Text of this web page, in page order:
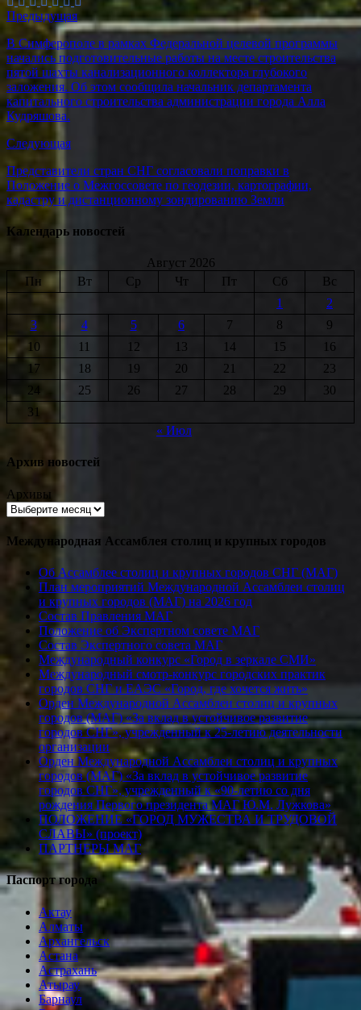
Предыдущая
В Симферополе в рамках Федеральной целевой программы
начались подготовительные работы на месте строительства
пятой шахты канализационного коллектора глубокого
заложения. Об этом сообщила начальник департамента
капитального строительства администрации города Алла
Кудряшова.
Следующая
Представители стран СНГ согласовали поправки в
Положение о Межгоссовете по геодезии, картографии,
кадастру и дистанционному зондированию Земли
Календарь новостей
Август 2026
Пн
Вт Ср Чт Пт Сб
Вс
1
2
3
4 5 6 7 8
9
10
11 12 13 14 15
16
17
18 19 20 21 22
23
24
25 26 27 28 29
30
31
« Июл
Архив новостей
Архивы
Международная Ассамблея столиц и крупных городов
Об Ассамблее столиц и крупных городов СНГ (МАГ)
План мероприятий Международной Ассамблеи столиц
и крупных городов (МАГ) на 2026 год
Состав Правления МАГ
Положение об Экспертном совете МАГ
Состав Экспертного совета МАГ
Международный конкурс «Город в зеркале СМИ»
Международный смотр-конкурс городских практик
городов СНГ и ЕАЭС «Город, где хочется жить»
Орден Международной Ассамблеи столиц и крупных
городов (МАГ) «За вклад в устойчивое развитие
городов СНГ», учрежденный к 25-летию деятельности
организации
Орден Международной Ассамблеи столиц и крупных
городов (МАГ) «За вклад в устойчивое развитие
городов СНГ», учрежденный к «90-летию со дня
рождения Первого президента МАГ Ю.М. Лужкова»
ПОЛОЖЕНИЕ «ГОРОД МУЖЕСТВА И ТРУДОВОЙ
СЛАВЫ» (проект)
ПАРТНЕРЫ МАГ
Паспорт города
Актау
Алматы
Архангельск
Астана
Астрахань
Атырау
Барнаул